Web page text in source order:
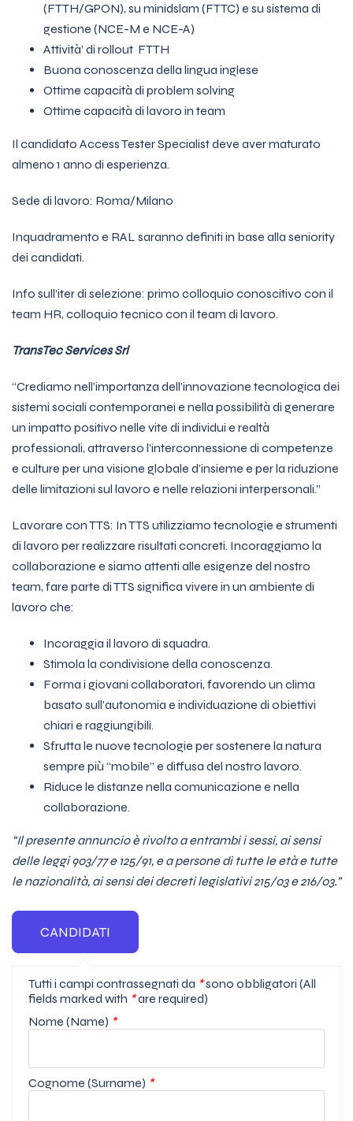
(FTTH/GPON), su minidslam (FTTC) e su sistema di
gestione (NCE-M e NCE-A)
Attività’ di rollout FTTH
Buona conoscenza della lingua inglese
Ottime capacità di problem solving
Ottime capacità di lavoro in team
Il candidato Access Tester Specialist deve aver maturato
almeno 1 anno di esperienza.
Sede di lavoro: Roma/Milano
Inquadramento e RAL saranno definiti in base alla seniority
dei candidati.
Info sull’iter di selezione: primo colloquio conoscitivo con il
team HR, colloquio tecnico con il team di lavoro.
TransTec Services Srl
“Crediamo nell’importanza dell’innovazione tecnologica dei
sistemi sociali contemporanei e nella possibilità di generare
un impatto positivo nelle vite di individui e realtà
professionali, attraverso l’interconnessione di competenze
e culture per una visione globale d’insieme e per la riduzione
delle limitazioni sul lavoro e nelle relazioni interpersonali.”
Lavorare con TTS: In TTS utilizziamo tecnologie e strumenti
di lavoro per realizzare risultati concreti. Incoraggiamo la
collaborazione e siamo attenti alle esigenze del nostro
team, fare parte di TTS significa vivere in un ambiente di
lavoro che:
Incoraggia il lavoro di squadra.
Stimola la condivisione della conoscenza.
Forma i giovani collaboratori, favorendo un clima
basato sull’autonomia e individuazione di obiettivi
chiari e raggiungibili.
Sfrutta le nuove tecnologie per sostenere la natura
sempre più “mobile” e diffusa del nostro lavoro.
Riduce le distanze nella comunicazione e nella
collaborazione.
“Il presente annuncio è rivolto a entrambi i sessi, ai sensi
delle leggi 903/77 e 125/91, e a persone di tutte le età e tutte
le nazionalità, ai sensi dei decreti legislativi 215/03 e 216/03.”
Tutti i campi contrassegnati da *sono obbligatori (All
fields marked with *are required)
Nome (Name) *
Cognome (Surname) *